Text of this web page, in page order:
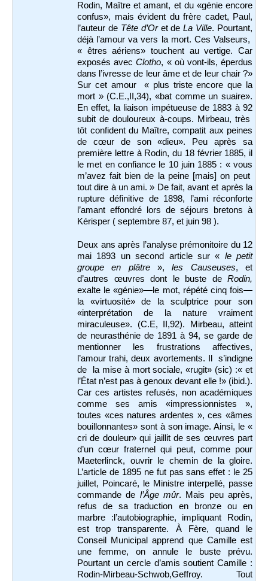
Rodin, Maître et amant, et du «génie encore
confus», mais évident du frère cadet, Paul,
l’auteur de Tête d’Oret deLa Ville. Pourtant,
déjà l’amour va vers la mort. Ces Valseurs,
« êtres aériens» touchent au vertige. Car
exposés avecClotho, « où vont-ils, éperdus
dans l’ivresse de leur âme et de leur chair ?»
Sur cet amour « plus triste encore que la
mort » (C.E.,II,34), «bat comme un suaire».
En effet, la liaison impétueuse de 1883 à 92
subit de douloureux à-coups. Mirbeau, très
tôt confident du Maître, compatit aux peines
de cœur de son «dieu». Peu après sa
première lettre à Rodin, du 18 février 1885, il
le met en confiance le 10 juin 1885 : « vous
m’avez fait bien de la peine [mais] on peut
tout dire à un ami. » De fait, avant et après la
rupture définitive de 1898, l’ami réconforte
l’amant effondré lors de séjours bretons à
Kérisper ( septembre 87, et juin 98 ).
Deux ans après l’analyse prémonitoire du 12
mai 1893 un second article sur « le petit
groupe en plâtre »,les Causeuses, et
d’autres œuvres dont le buste de Rodin,
exalte le «génie»—le mot, répété cinq fois—
la «virtuosité» de la sculptrice pour son
«interprétation de la nature vraiment
miraculeuse». (C.E, II,92). Mirbeau, atteint
de neurasthénie de 1891 à 94, se garde de
mentionner les frustrations affectives,
l’amour trahi, deux avortements. Il s’indigne
de la mise à mort sociale, «rugit» (sic) :« et
l’État n’est pas à genoux devant elle !» (ibid.).
Car ces artistes refusés, non académiques
comme ses amis «impressionnistes »,
toutes «ces natures ardentes », ces «âmes
bouillonnantes» sont à son image. Ainsi, le «
cri de douleur» qui jaillit de ses œuvres part
d’un cœur fraternel qui peut, comme pour
Maeterlinck, ouvrir le chemin de la gloire.
L’article de 1895 ne fut pas sans effet : le 25
juillet, Poincaré, le Ministre interpellé, passe
commande de l’Âge mûr. Mais peu après,
refus de sa traduction en bronze ou en
marbre :l’autobiographie, impliquant Rodin,
est trop transparente. À Fère, quand le
Conseil Municipal apprend que Camille est
une femme, on annule le buste prévu.
Pourtant un cercle d’amis soutient Camille :
Rodin-Mirbeau-Schwob,Geffroy. Tout